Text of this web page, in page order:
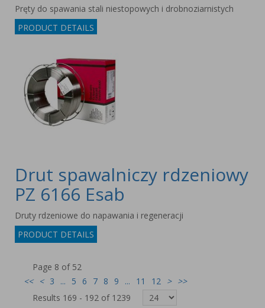
Pręty do spawania stali niestopowych i drobnoziarnistych
PRODUCT DETAILS
Drut spawalniczy rdzeniowy
PZ 6166 Esab
Druty rdzeniowe do napawania i regeneracji
PRODUCT DETAILS
Page 8 of 52
<<
< 3 ... 5 6 7 8 9 ... 11 12 > >>
Results 169 - 192 of 1239